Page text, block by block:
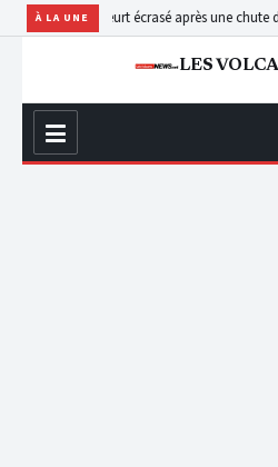
À LA UNE
meurt écrasé après une chute d’un
LES